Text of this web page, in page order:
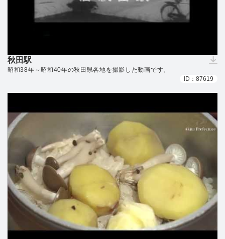
秋田駅
（ダウンロードできません）
昭和38年～昭和40年の秋田県各地を撮影した動画です。
ID：87619